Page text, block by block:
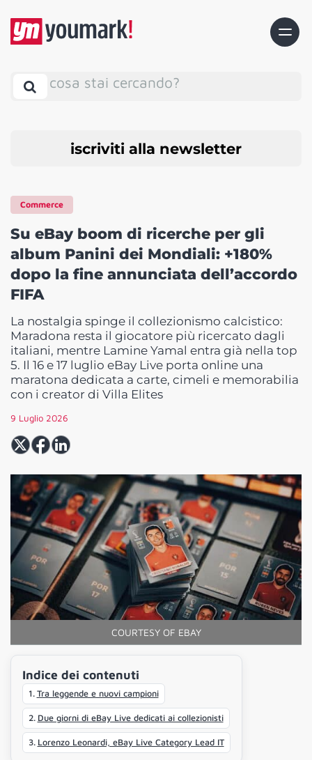
cosa stai cercando?
iscriviti alla newsletter
Commerce
Su eBay boom di ricerche per gli
album Panini dei Mondiali: +180%
dopo la fine annunciata dell’accordo
FIFA
La nostalgia spinge il collezionismo calcistico:
Maradona resta il giocatore più ricercato dagli
italiani, mentre Lamine Yamal entra già nella top
5. Il 16 e 17 luglio eBay Live porta online una
maratona dedicata a carte, cimeli e memorabilia
con i creator di Villa Elites
9 Luglio 2026
COURTESY OF EBAY
Indice dei contenuti
Tra leggende e nuovi campioni
Due giorni di eBay Live dedicati ai collezionisti
Lorenzo Leonardi, eBay Live Category Lead IT